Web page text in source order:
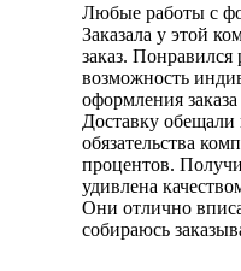
Любые работы с
Заказала у этой
заказ.
возможность
оформления
Доставку обещали
обязательства
процентов.
удивлена
Они отлично
собираюсь